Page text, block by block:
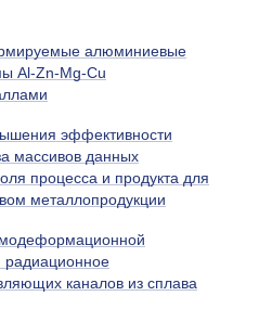
алюминиевые
Al-Zn-Mg-Cu
эффективности
массивов данных
процесса и продукта для
металлопродукции
радиационное
каналов из сплава